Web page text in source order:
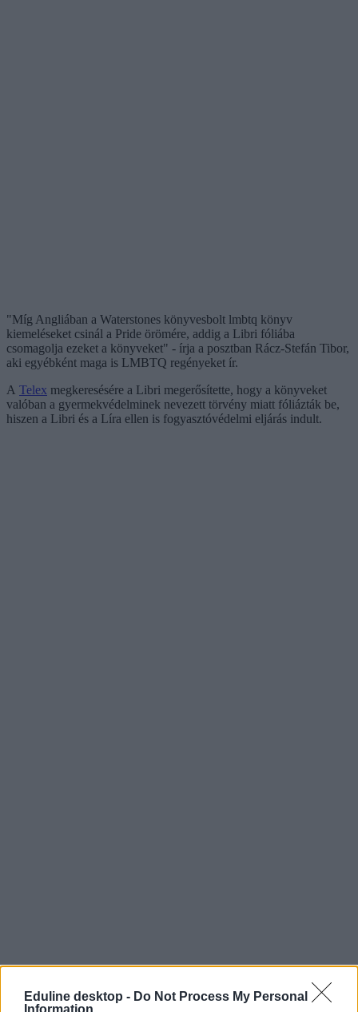
Eduline desktop - Do Not Process My Personal
Information
"Míg Angliában a Waterstones könyvesbolt lmbtq könyv
kiemeléseket csinál a Pride örömére, addig a Libri fóliába
csomagolja ezeket a könyveket" - írja a posztban Rácz-Stefán Tibor,
aki egyébként maga is LMBTQ regényeket ír.
A Telex megkeresésére a Libri megerősítette, hogy a könyveket
valóban a gyermekvédelminek nevezett törvény miatt fóliázták be,
hiszen a Libri és a Líra ellen is fogyasztóvédelmi eljárás indult.